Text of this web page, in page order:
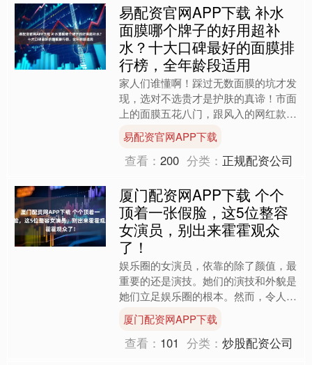
易配资官网APP下载 补水
面膜哪个牌子的好用超补
水？十大口碑最好的面膜排
行榜，全年龄段适用
家人们谁懂啊！踩过无数面膜的坑才发
现，选对不选贵才是护肤的真谛！市面
上的面膜五花八门，跟风入的网红款要
么没效果，要么闷痘烂脸，其实不管是
补水、修护、美白还是清洁....
易配资官网APP下载
查看：200 分类： 正规配资公司
厦门配资网APP下载 个个
顶着一张假脸，这5位整容
女演员，别出来霍霍观众
了！
娱乐圈的女演员，依靠的除了颜值，最
重要的还是演技。她们的演技和外貌是
她们立足娱乐圈的根本。然而，令人遗
憾的是，一些女演员偏偏选择放弃磨练
演技，而是一味地在脸上动....
厦门配资网APP下载
查看： 101 分类：炒股配资公司